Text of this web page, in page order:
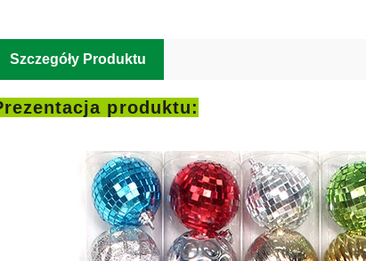
Szczegóły Produktu
produktu: